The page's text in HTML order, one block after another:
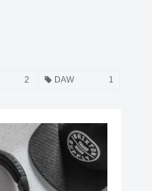
2 DAW 1